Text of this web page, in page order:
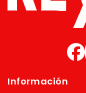
Información